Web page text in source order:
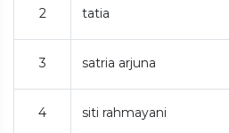
2 tatia
3 satria arjuna
4 siti rahmayani